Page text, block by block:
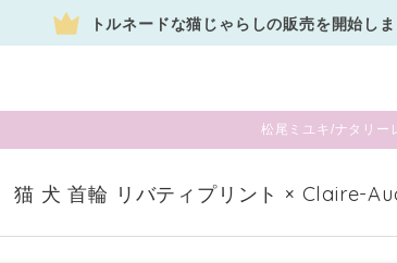
トルネードな猫じゃらしの販売を開始しま
松尾ミユキ/ナタリー
猫 犬 首輪 リバティプリント × Claire-